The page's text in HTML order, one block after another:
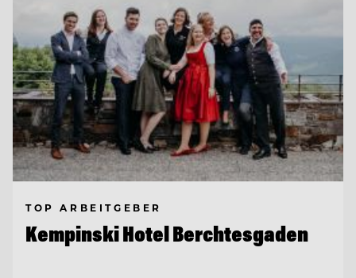
TOP ARBEITGEBER
Kempinski Hotel Berchtesgaden